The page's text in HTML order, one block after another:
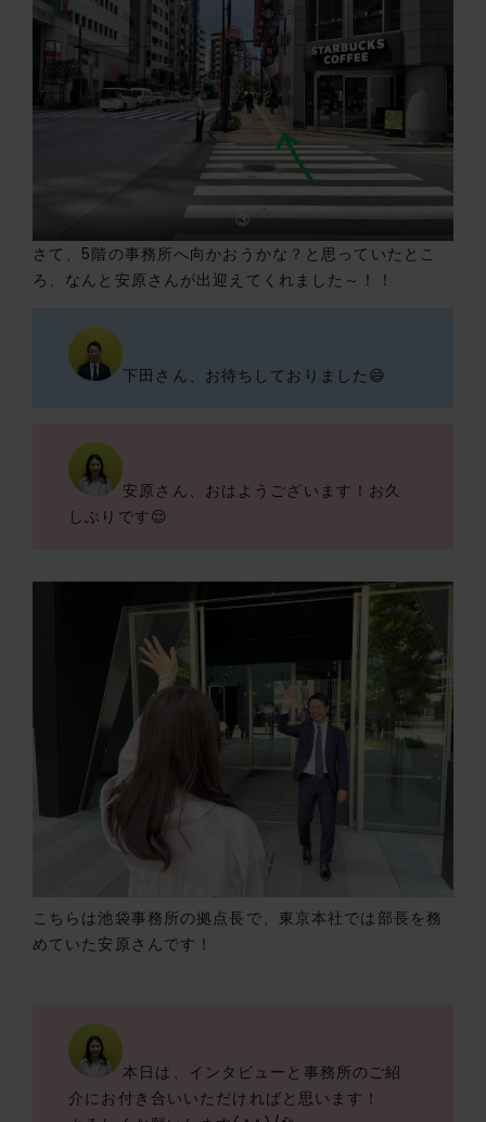
③
さて、5階の事務所へ向かおうかな？と思っていたとこ
ろ、なんと安原さんが出迎えてくれました～！！
下田さん、お待ちしておりました😄
安原さん、おはようございます！お久
しぶりです😌
こちらは池袋事務所の拠点長で、東京本社では部長を務
めていた安原さんです！
本日は、インタビューと事務所のご紹
介にお付き合いいただければと思います！